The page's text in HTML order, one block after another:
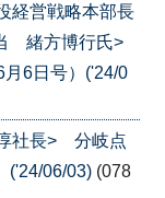
経営戦略本部長
緒方博行氏>
6日号）('24/0
社長> 分岐点
('24/06/03) (078